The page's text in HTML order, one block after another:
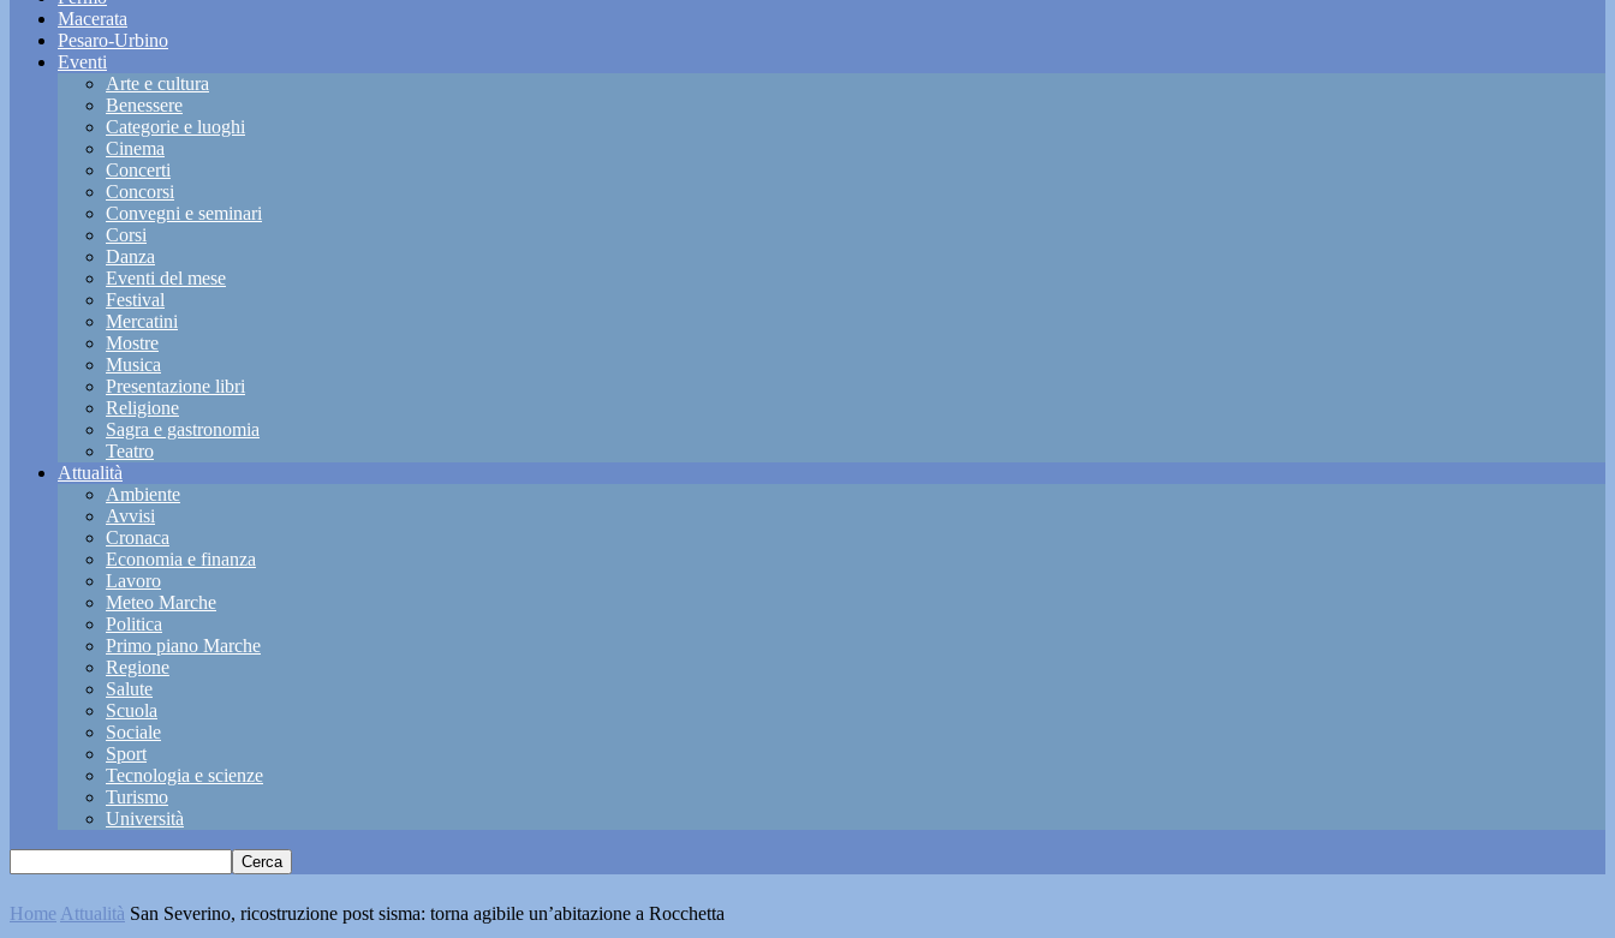
Macerata
Pesaro-Urbino
Eventi
Arte e cultura
Benessere
Categorie e luoghi
Cinema
Concerti
Concorsi
Convegni e seminari
Corsi
Danza
Eventi del mese
Festival
Mercatini
Mostre
Musica
Presentazione libri
Religione
Sagra e gastronomia
Teatro
Attualità
Ambiente
Avvisi
Cronaca
Economia e finanza
Lavoro
Meteo Marche
Politica
Primo piano Marche
Regione
Salute
Scuola
Sociale
Sport
Tecnologia e scienze
Turismo
Università
Home Attualità San Severino, ricostruzione post sisma: torna agibile un’abitazione a Rocchetta